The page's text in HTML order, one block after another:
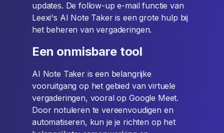
updates. De follow-up e-mail functie van
Leexi's AI Note Taker is een grote hulp bij
het beheren van vergaderingen.
Een onmisbare tool
AI Note Taker is een belangrijke
vooruitgang op het gebied van virtuele
vergaderingen, vooral op Google Meet.
Door notuleren te vereenvoudigen en
automatiseren, kun je je richten op het